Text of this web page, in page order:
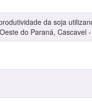
da soja
do Paraná, Cascavel